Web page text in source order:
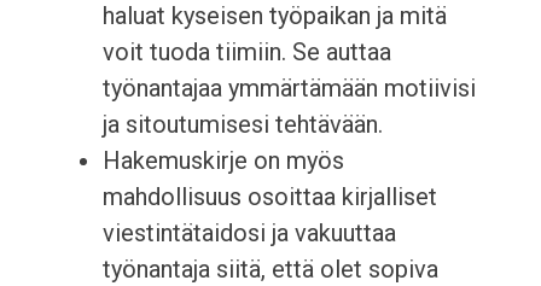
haluat kyseisen työpaikan ja mitä
voit tuoda tiimiin. Se auttaa
työnantajaa ymmärtämään motiivisi
ja sitoutumisesi tehtävään.
Hakemuskirje on myös
mahdollisuus osoittaa kirjalliset
viestintätaidosi ja vakuuttaa
työnantaja siitä, että olet sopiva